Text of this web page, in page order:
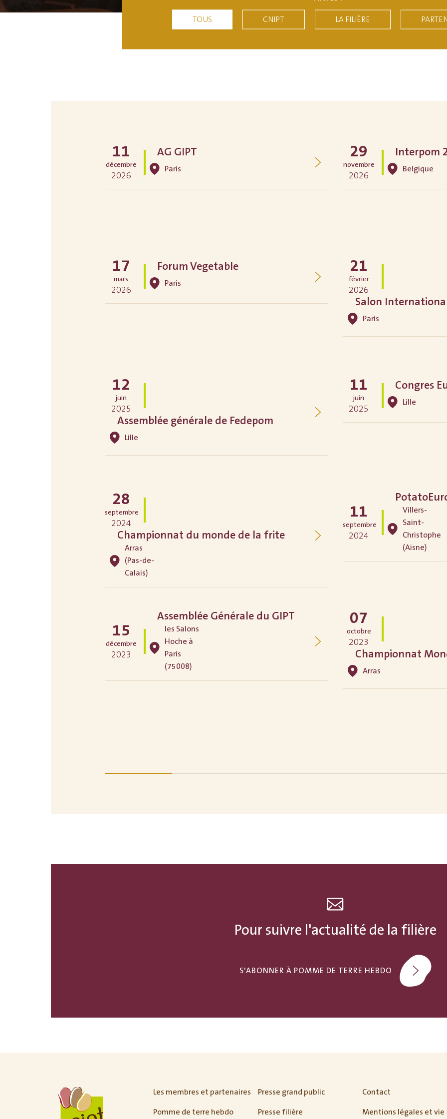
TOUS CNIPT LA FILIÈRE
11
décembre
2026
AG GIPT
Paris
29
novembre
2026
Interpom
Belgique
17
mars
2026
Forum Vegetable
Paris
21
février
2026
Salon
Paris
12
juin
2025
Assemblée générale de Fedepom
Lille
11
juin
2025
Congres
Lille
28
septembre
2024
Championnat du monde de la frite
Arras
(Pas-de-
Calais)
11
septembre
2024
Villers-
Saint-
Christophe
(Aisne)
15
décembre
2023
Assemblée Générale du GIPT
les Salons
Hoche à
Paris
(75008)
07
octobre
2023
Championnat
Arras
Pour suivre l'actualité de la filière
S'ABONNER À POMME DE TERRE HEBDO
Les membres et partenaires Presse grand public Contact
Pomme de terre hebdo Presse filière Mentions légales et vie